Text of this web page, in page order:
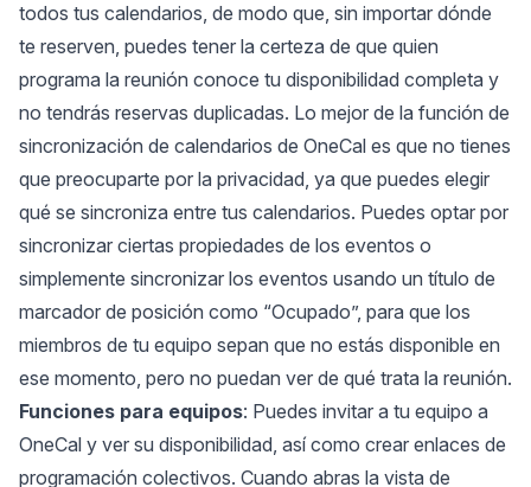
todos tus calendarios, de modo que, sin importar dónde
te reserven, puedes tener la certeza de que quien
programa la reunión conoce tu disponibilidad completa y
no tendrás reservas duplicadas. Lo mejor de la función de
sincronización de calendarios de OneCal es que no tienes
que preocuparte por la privacidad, ya que puedes elegir
qué se sincroniza entre tus calendarios. Puedes optar por
sincronizar ciertas propiedades de los eventos o
simplemente sincronizar los eventos usando un título de
marcador de posición como “Ocupado”, para que los
miembros de tu equipo sepan que no estás disponible en
ese momento, pero no puedan ver de qué trata la reunión.
Funciones para equipos: Puedes invitar a tu equipo a
OneCal y ver su disponibilidad, así como crear enlaces de
programación colectivos. Cuando abras la vista de